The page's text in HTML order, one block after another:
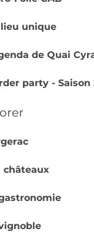
unique
de Quai
party - Saison
châteaux